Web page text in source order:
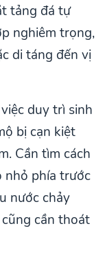
tảng đá tự
nghiêm trọng,
di táng đến vị
duy trì sinh
bị cạn kiệt
Cần tìm cách
nhỏ phía trước
nước chảy
cần thoát